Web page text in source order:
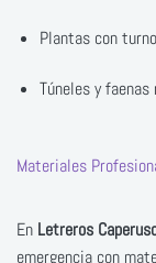
Plantas con
Túneles y faenas
Materiales
En Letreros
emergencia con